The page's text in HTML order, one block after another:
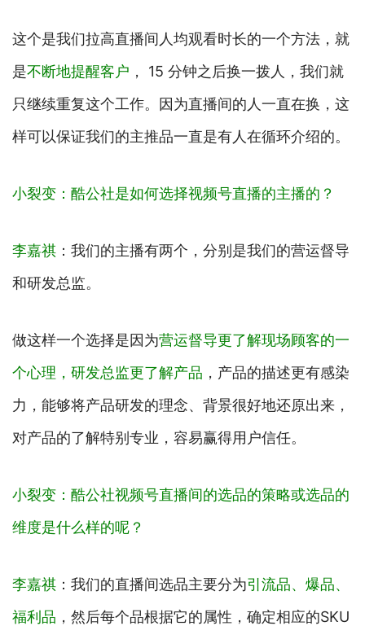
这个是我们拉高直播间人均观看时长的一个方法，就
是不断地提醒客户 ， 15 分钟之后换一拨人，我们就
只继续重复这个工作。因为直播间的人一直在换，这
样可以保证我们的主推品一直是有人在循环介绍的。
小裂变：酷公社是如何选择视频号直播的主播的？
李嘉祺 ：我们的主播有两个，分别是我们的营运督导
和研发总监。
做这样一个选择是因为营运督导更了解现场顾客的一
个心理，研发总监更了解产品 ，产品的描述更有感染
力，能够将产品研发的理念、背景很好地还原出来，
对产品的了解特别专业，容易赢得用户信任。
小裂变：酷公社视频号直播间的选品的策略或选品的
维度是什么样的呢？
李嘉祺 ：我们的直播间选品主要分为引流品、爆品、
福利品 ，然后每个品根据它的属性，确定相应的SKU